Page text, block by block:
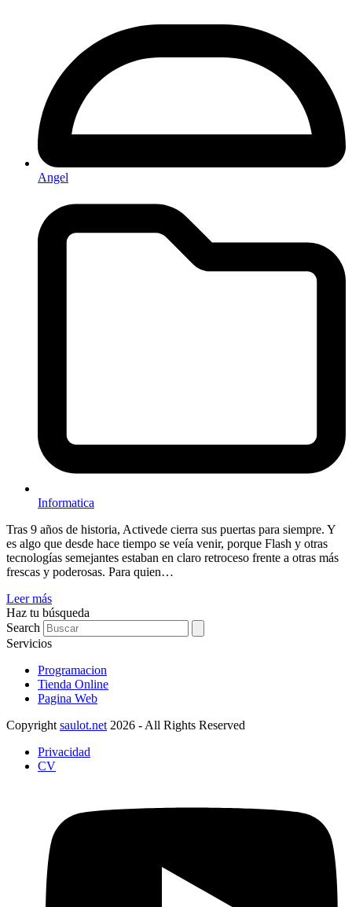
Angel
Informatica
Tras 9 años de historia, Activede cierra sus puertas para siempre. Y
es algo que desde hace tiempo se veía venir, porque Flash y otras
tecnologías semejantes estaban en claro retroceso frente a otras más
frescas y poderosas. Para quien…
Leer más
Haz tu búsqueda
Search
Servicios
Programacion
Tienda Online
Pagina Web
Copyright saulot.net 2026 - All Rights Reserved
Privacidad
CV